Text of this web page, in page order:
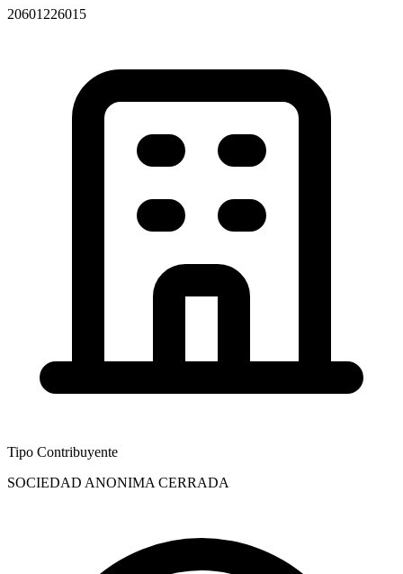
20601226015
Tipo Contribuyente
SOCIEDAD ANONIMA CERRADA